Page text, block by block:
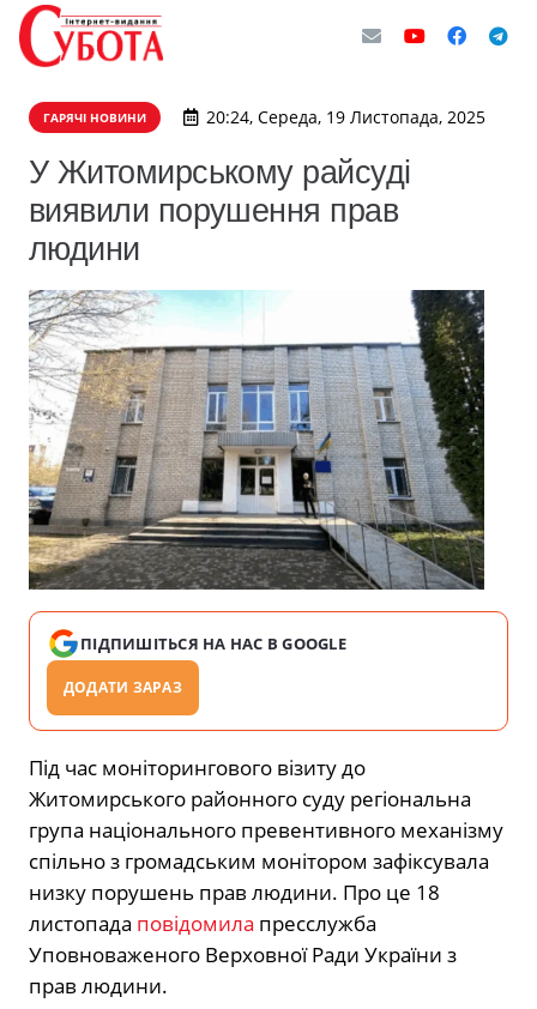
ГАРЯЧІ НОВИНИ 20:24, Середа, 19 Листопада, 2025
У Житомирському райсуді
виявили порушення прав
людини
ПІДПИШІТЬСЯ НА НАС В GOOGLE
ДОДАТИ ЗАРАЗ
Під час моніторингового візиту до
Житомирського районного суду регіональна
група національного превентивного механізму
спільно з громадським монітором зафіксувала
низку порушень прав людини. Про це 18
листопада повідомила пресслужба
Уповноваженого Верховної Ради України з
прав людини.